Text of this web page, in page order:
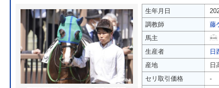
生年月日
調教師
藤
馬主
生産者
日
産地
日
セリ取引価格
-